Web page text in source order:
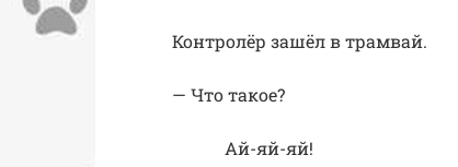
Контролёр зашёл в трамвай.
— Что такое?
Ай-яй-яй!